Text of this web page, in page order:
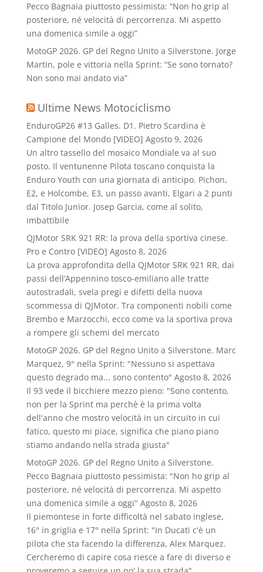
Pecco Bagnaia piuttosto pessimista: “Non ho grip al
posteriore, né velocità di percorrenza. Mi aspetto
una domenica simile a oggi”
MotoGP 2026. GP del Regno Unito a Silverstone. Jorge
Martin, pole e vittoria nella Sprint: “Se sono tornato?
Non sono mai andato via”
Ultime News Motociclismo
EnduroGP26 #13 Galles. D1. Pietro Scardina è
Campione del Mondo [VIDEO] Agosto 9, 2026
Un altro tassello del mosaico Mondiale va al suo
posto. Il ventunenne Pilota toscano conquista la
Enduro Youth con una giornata di anticipo. Pichon,
E2, e Holcombe, E3, un passo avanti, Elgari a 2 punti
dal Titolo Junior. Josep Garcia, come al solito,
imbattibile
QJMotor SRK 921 RR: la prova della sportiva cinese.
Pro e Contro [VIDEO] Agosto 8, 2026
La prova approfondita della QJMotor SRK 921 RR, dai
passi dell’Appennino tosco-emiliano alle tratte
autostradali, svela pregi e difetti della nuova
scommessa di QJMotor. Tra componenti nobili come
Brembo e Marzocchi, ecco come va la sportiva prova
a rompere gli schemi del mercato
MotoGP 2026. GP del Regno Unito a Silverstone. Marc
Marquez, 9° nella Sprint: "Nessuno si aspettava
questo degrado ma... sono contento" Agosto 8, 2026
Il 93 vede il bicchiere mezzo pieno: "Sono contento,
non per la Sprint ma perchè è la prima volta
dell'anno che mostro velocità in un circuito in cui
fatico, questo mi piace, significa che piano piano
stiamo andando nella strada giusta"
MotoGP 2026. GP del Regno Unito a Silverstone.
Pecco Bagnaia piuttosto pessimista: "Non ho grip al
posteriore, né velocità di percorrenza. Mi aspetto
una domenica simile a oggi" Agosto 8, 2026
Il piemontese in forte difficoltà nel sabato inglese,
16° in griglia e 17° nella Sprint: "In Ducati c'è un
pilota che sta facendo la differenza, Alex Marquez.
Cercheremo di capire cosa riesce a fare di diverso e